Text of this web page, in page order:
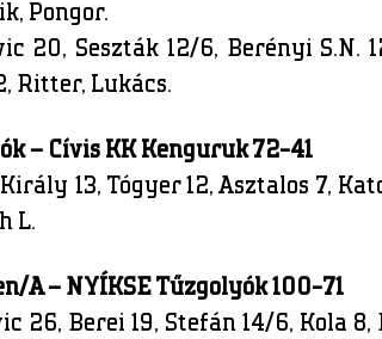
Pongor.
20, Seszták 12/6, Berényi S.N.
Ritter, Lukács.
– Cívis KK Kenguruk 72-41
13, Tógyer 12, Asztalos 7,
L.
A – NYÍKSE Tűzgolyók 100-71
26, Berei 19, Stefán 14/6, Kola